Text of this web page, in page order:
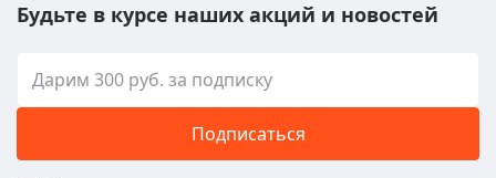
Будьте в курсе наших акций и новостей
Подписаться